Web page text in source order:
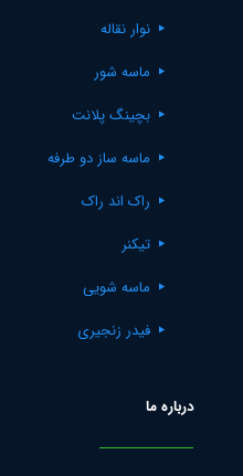
نوار نقاله
ماسه شور
بچینگ پلانت
ماسه ساز دو طرفه
راک اند راک
تیکنر
ماسه شویی
فیدر زنجیری
درباره ما